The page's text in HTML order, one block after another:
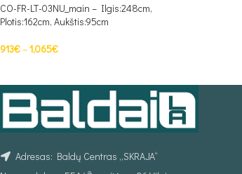
CO-FR-LT-03NU_main – Ilgis:248cm,
Plotis:162cm, Aukštis:95cm
913€–1,065€
Adresas: Baldų Centras „SKRAJA“